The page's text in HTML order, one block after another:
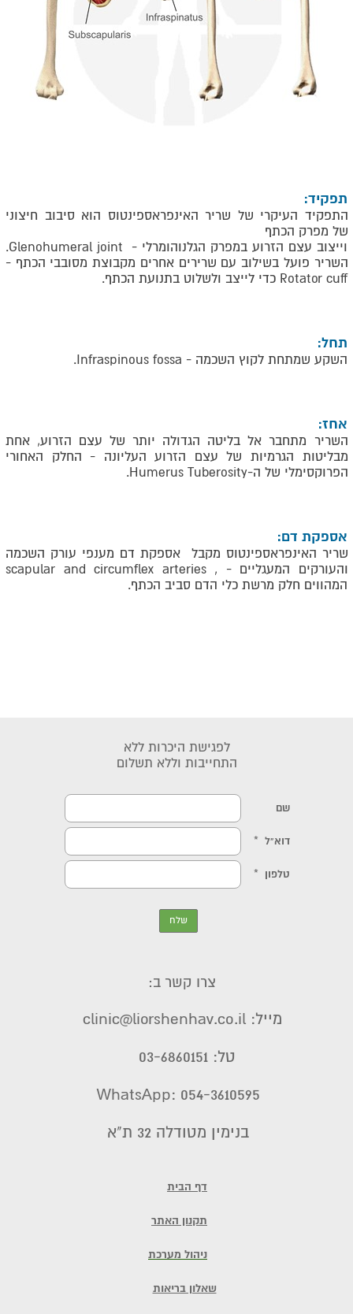
תפקיד:
התפקיד העיקרי של שריר האינפראספינטוס הוא סיבוב חיצוני
של מפרק הכתף
וייצוב עצם הזרוע במפרק הגלנוהומרלי - Glenohumeral joint
.
השריר פועל בשילוב עם שרירים אחרים מקבוצת מסובבי הכתף -
Rotator cuff כדי לייצב ולשלוט בתנועת הכתף.
תחל:
השקע שמתחת לקוץ השכמה - Infraspinous fossa
.
אחז:
השריר מתחבר אל בליטה הגדולה יותר של עצם הזרוע, אחת
מבליטות הגרמיות של עצם הזרוע העליונה - החלק האחורי
הפרוקסימלי של ה-Humerus Tuberosity
.
אספקת דם:
שריר האינפראספינטוס מקבל אספקת דם מענפי עורק השכמה
והעורקים המעגליים - ,scapular and circumflex arteries
המהווים חלק מרשת כלי הדם סביב הכתף.
דף הבית
תקנון האתר
ניהול מערכת
שאלון בריאות
לפגישת היכרות ללא
התחייבות וללא תשלום
בנימין מטודלה 32 ת"א
צרו קשר ב:
מייל: clinic@liorshenhav.co.il
טל: 03-6860151
WhatsApp: 054-3610595